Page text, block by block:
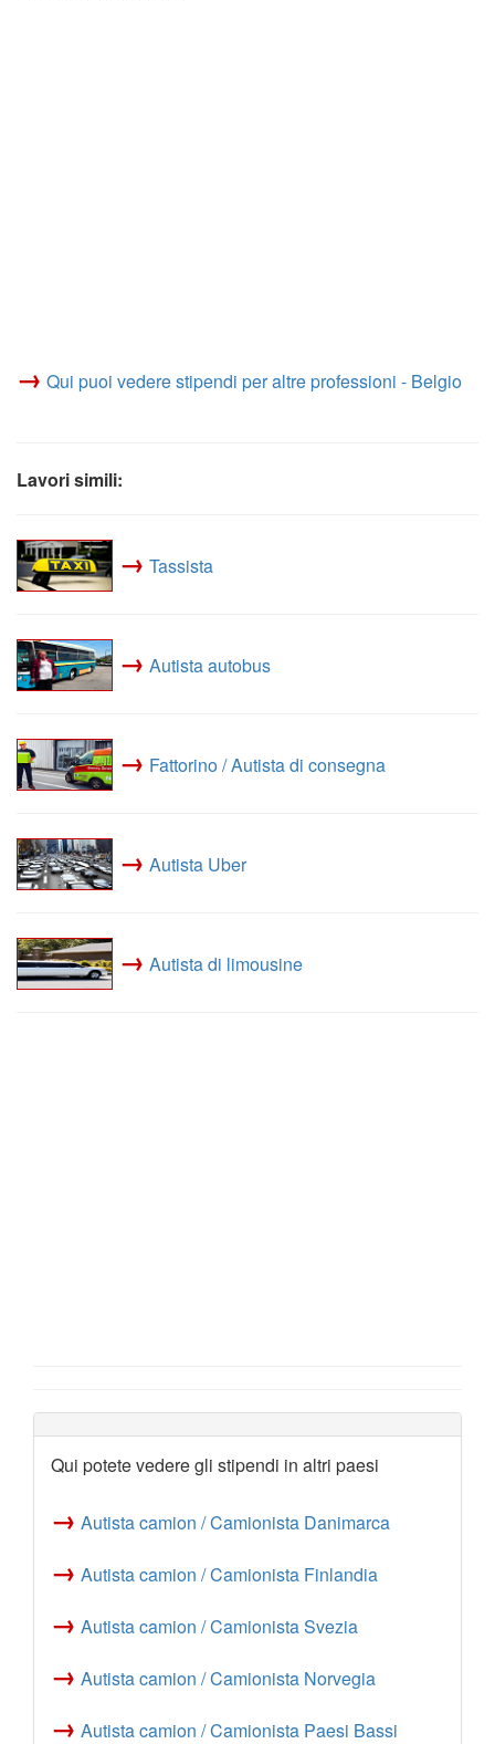
→ Qui puoi vedere stipendi per altre professioni - Belgio
Lavori simili:
→ Tassista
→ Autista autobus
→ Fattorino / Autista di consegna
→ Autista Uber
→ Autista di limousine
Qui potete vedere gli stipendi in altri paesi
→ Autista camion / Camionista Danimarca
→ Autista camion / Camionista Finlandia
→ Autista camion / Camionista Svezia
→ Autista camion / Camionista Norvegia
→ Autista camion / Camionista Paesi Bassi